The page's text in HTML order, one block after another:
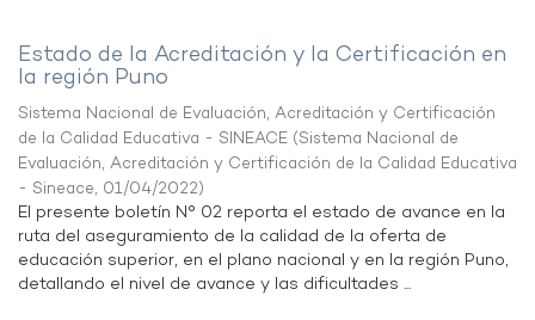
Estado de la Acreditación y la Certificación en
la región Puno
Sistema Nacional de Evaluación, Acreditación y Certificación
de la Calidad Educativa - SINEACE (Sistema Nacional de
Evaluación, Acreditación y Certificación de la Calidad Educativa
- Sineace, 01/04/2022)
El presente boletín N° 02 reporta el estado de avance en la
ruta del aseguramiento de la calidad de la oferta de
educación superior, en el plano nacional y en la región Puno,
detallando el nivel de avance y las dificultades ...